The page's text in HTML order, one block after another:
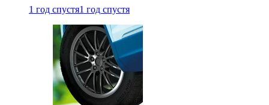
1 год спустя1 год спустя